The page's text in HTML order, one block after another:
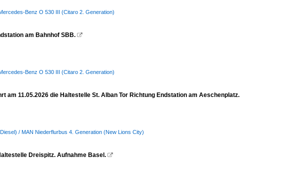
Benz O 530 III (Citaro 2. Generation)
am Bahnhof SBB. 
Benz O 530 III (Citaro 2. Generation)
am 11.05.2026 die Haltestelle St. Alban Tor Richtung Endstation am Aeschenplatz.
/ MAN Niederflurbus 4. Generation (New Lions City)
Dreispitz. Aufnahme Basel. 